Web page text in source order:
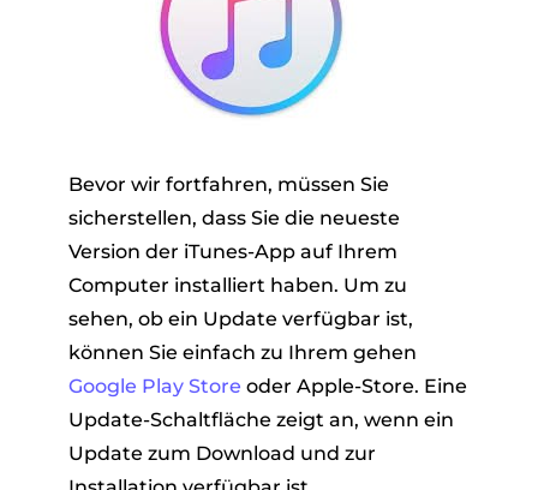
Bevor wir fortfahren, müssen Sie
sicherstellen, dass Sie die neueste
Version der iTunes-App auf Ihrem
Computer installiert haben. Um zu
sehen, ob ein Update verfügbar ist,
können Sie einfach zu Ihrem gehen
Google Play Store oder Apple-Store. Eine
Update-Schaltfläche zeigt an, wenn ein
Update zum Download und zur